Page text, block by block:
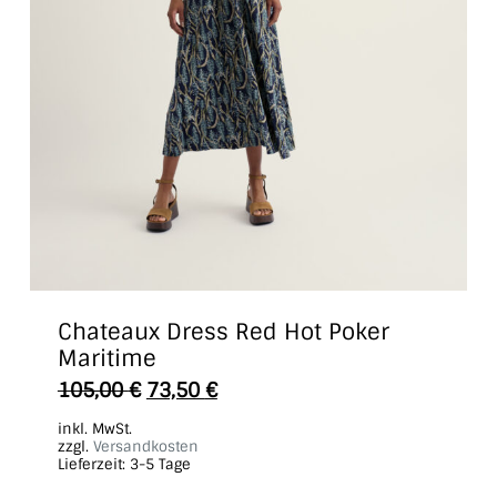
Chateaux Dress Red Hot Poker
Maritime
105,00€ 73,50 €Dieses
inkl. MwSt.
zzgl. Versandkosten
Lieferzeit: 3-5 Tage